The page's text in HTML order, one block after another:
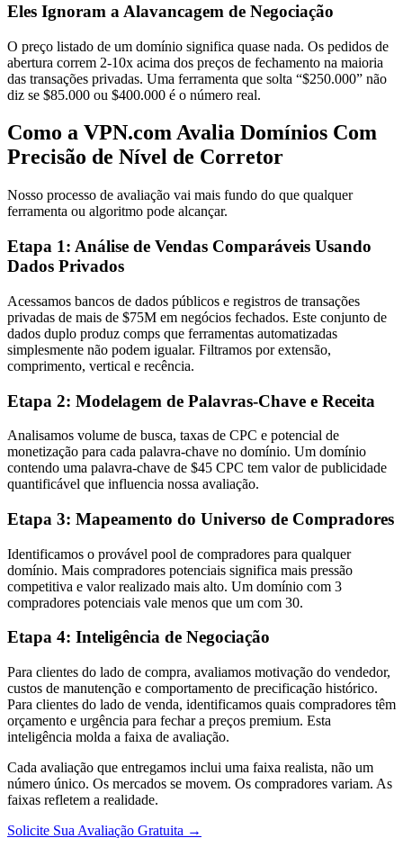
Eles Ignoram a Alavancagem de Negociação
O preço listado de um domínio significa quase nada. Os pedidos de
abertura correm 2-10x acima dos preços de fechamento na maioria
das transações privadas. Uma ferramenta que solta “$250.000” não
diz se $85.000 ou $400.000 é o número real.
Como a VPN.com Avalia Domínios Com
Precisão de Nível de Corretor
Nosso processo de avaliação vai mais fundo do que qualquer
ferramenta ou algoritmo pode alcançar.
Etapa 1: Análise de Vendas Comparáveis Usando
Dados Privados
Acessamos bancos de dados públicos e registros de transações
privadas de mais de $75M em negócios fechados. Este conjunto de
dados duplo produz comps que ferramentas automatizadas
simplesmente não podem igualar. Filtramos por extensão,
comprimento, vertical e recência.
Etapa 2: Modelagem de Palavras-Chave e Receita
Analisamos volume de busca, taxas de CPC e potencial de
monetização para cada palavra-chave no domínio. Um domínio
contendo uma palavra-chave de $45 CPC tem valor de publicidade
quantificável que influencia nossa avaliação.
Etapa 3: Mapeamento do Universo de Compradores
Identificamos o provável pool de compradores para qualquer
domínio. Mais compradores potenciais significa mais pressão
competitiva e valor realizado mais alto. Um domínio com 3
compradores potenciais vale menos que um com 30.
Etapa 4: Inteligência de Negociação
Para clientes do lado de compra, avaliamos motivação do vendedor,
custos de manutenção e comportamento de precificação histórico.
Para clientes do lado de venda, identificamos quais compradores têm
orçamento e urgência para fechar a preços premium. Esta
inteligência molda a faixa de avaliação.
Cada avaliação que entregamos inclui uma faixa realista, não um
número único. Os mercados se movem. Os compradores variam. As
faixas refletem a realidade.
Solicite Sua Avaliação Gratuita →